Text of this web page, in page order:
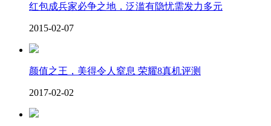
红包成兵家必争之地，泛滥有隐忧需发力多元
2015-02-07
颜值之王，美得令人窒息 荣耀8真机评测
2017-02-02